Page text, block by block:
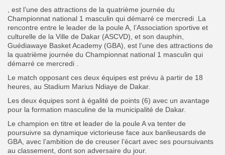
, est l’une des attractions de la quatrième journée du
Championnat national 1 masculin qui démarré ce mercredi .La
rencontre entre le leader de la poule A, l’Association sportive et
culturelle de la Ville de Dakar (ASCVD), et son dauphin,
Guédiawaye Basket Academy (GBA), est l’une des attractions de
la quatrième journée du Championnat national 1 masculin qui
démarré ce mercredi .
Le match opposant ces deux équipes est prévu à partir de 18
heures, au Stadium Marius Ndiaye de Dakar.
Les deux équipes sont à égalité de points (6) avec un avantage
pour la formation masculine de la municipalité de Dakar.
Le champion en titre et leader de la poule A va tenter de
poursuivre sa dynamique victorieuse face aux banlieusards de
GBA, avec l’ambition de de creuser l’écart avec ses poursuivants
au classement, dont son adversaire du jour.